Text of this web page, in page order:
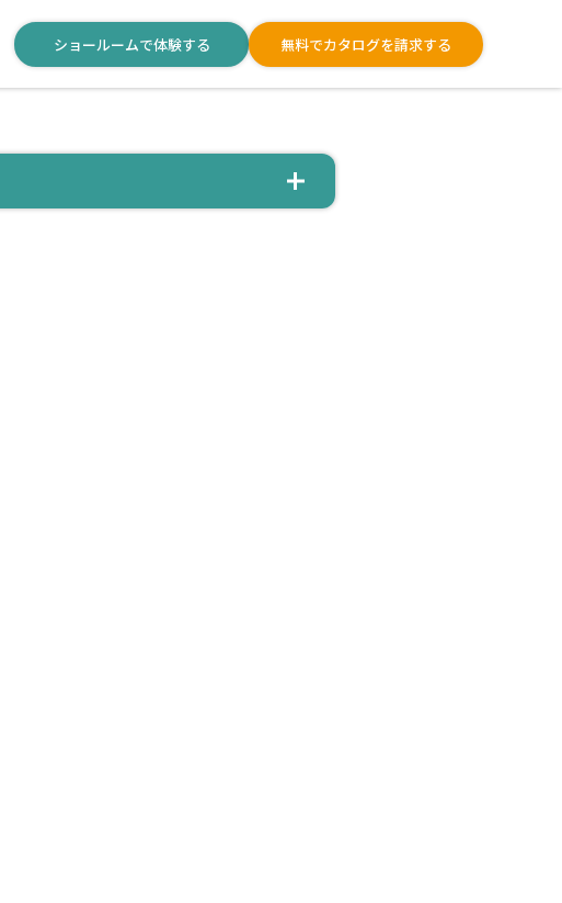
ショールームで体験する 無料でカタログを請求する